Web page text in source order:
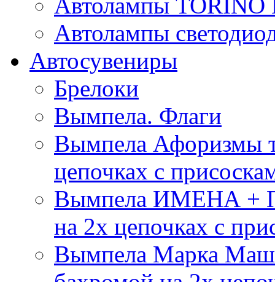
Автолампы
Автосувениры
Брелоки
Вымпела. Флаги
Вымпела Афоризмы
цепочках с
Вымпела ИМЕНА +
на 2х цепочках с
Вымпела Марка